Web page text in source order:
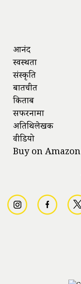
आनंद
स्वस्थता
संस्कृति
बातचीत
किताबें
सफरनामा
अतिथिलेखक
वीडियो
Buy on Amazon